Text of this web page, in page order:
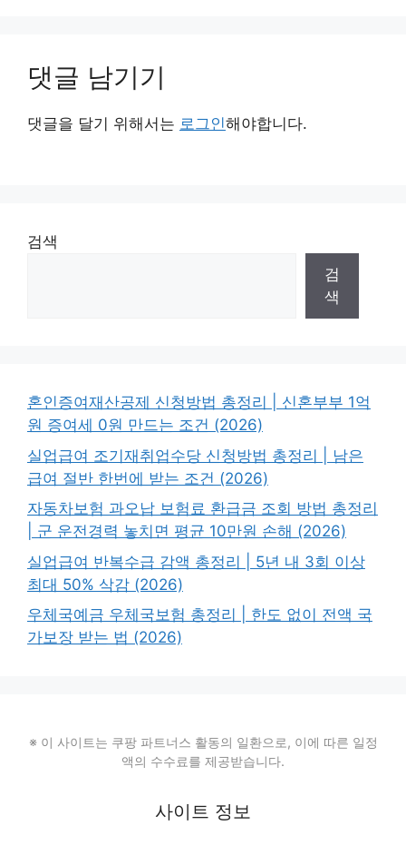
댓글 남기기
댓글을 달기 위해서는 로그인해야합니다.
검색
검
색
혼인증여재산공제 신청방법 총정리 | 신혼부부 1억
원 증여세 0원 만드는 조건 (2026)
실업급여 조기재취업수당 신청방법 총정리 | 남은
급여 절반 한번에 받는 조건 (2026)
자동차보험 과오납 보험료 환급금 조회 방법 총정리
| 군 운전경력 놓치면 평균 10만원 손해 (2026)
실업급여 반복수급 감액 총정리 | 5년 내 3회 이상
최대 50% 삭감 (2026)
우체국예금 우체국보험 총정리 | 한도 없이 전액 국
가보장 받는 법 (2026)
※ 이 사이트는 쿠팡 파트너스 활동의 일환으로, 이에 따른 일정
액의 수수료를 제공받습니다.
사이트 정보